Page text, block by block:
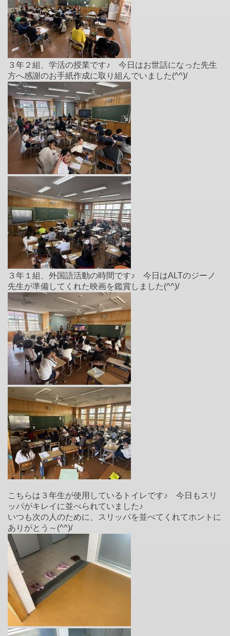
３年２組、学活の授業です♪ 今日はお世話になった先生
方へ感謝のお手紙作成に取り組んでいました(^^)/
３年１組、外国語活動の時間です♪ 今日はALTのジーノ
先生が準備してくれた映画を鑑賞しました(^^)/
こちらは３年生が使用しているトイレです♪ 今日もスリ
ッパがキレイに並べられていました♪
いつも次の人のために、スリッパを並べてくれてホントに
ありがとう～(^^)/